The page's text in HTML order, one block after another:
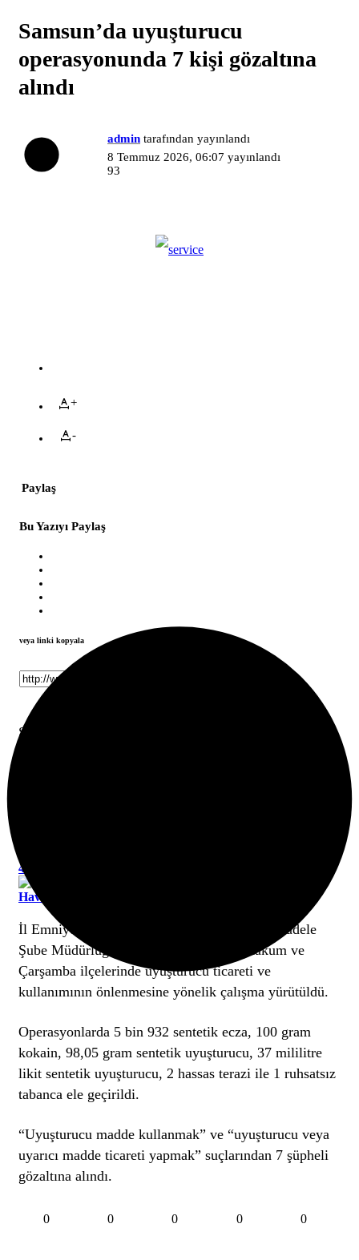
Samsun’da uyuşturucu
operasyonunda 7 kişi gözaltına
alındı
admin tarafından yayınlandı
8 Temmuz 2026, 06:07 yayınlandı
93
+
-
Paylaş
Bu Yazıyı Paylaş
veya linki kopyala
Samsun’da düzenlenen operasyonda çeşitli tür ve
4 Şehir Hastanesi Değerlendirildi – Haberler
Havza’da Zincirleme Kaza: 2 Yaralı
İl Emniyet Müdürlüğü Narkotik Suçlarla Mücadele
Şube Müdürlüğü ekiplerince İlkadım, Atakum ve
Çarşamba ilçelerinde uyuşturucu ticareti ve
kullanımının önlenmesine yönelik çalışma yürütüldü.
Operasyonlarda 5 bin 932 sentetik ecza, 100 gram
kokain, 98,05 gram sentetik uyuşturucu, 37 mililitre
likit sentetik uyuşturucu, 2 hassas terazi ile 1 ruhsatsız
tabanca ele geçirildi.
“Uyuşturucu madde kullanmak” ve “uyuşturucu veya
uyarıcı madde ticareti yapmak” suçlarından 7 şüpheli
gözaltına alındı.
0 0 0 0 0